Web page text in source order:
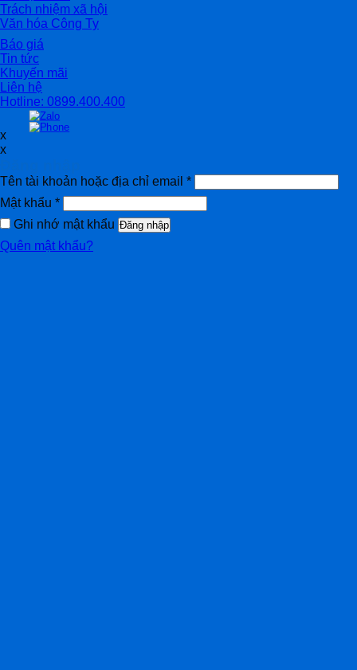
Trách nhiệm xã hội
Văn hóa Công Ty
Báo giá
Tin tức
Khuyến mãi
Liên hệ
Hotline: 0899.400.400
x
x
Tên tài khoản hoặc địa chỉ email *
Mật khẩu *
Ghi nhớ mật khẩu Đăng nhập
Quên mật khẩu?